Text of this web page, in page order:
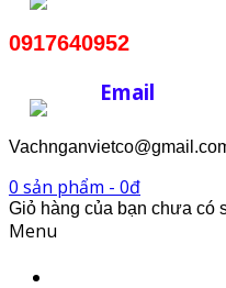
0917640952
Email
0 sản phẩm - 0đ
Giỏ hàng của bạn chưa có
Menu